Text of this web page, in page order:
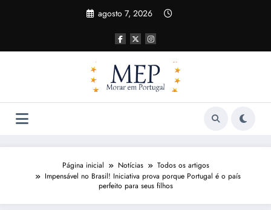
agosto 7, 2026
Página inicial Notícias
Todos os artigos
Impensável no Brasil! Iniciativa prova porque Portugal é o país
perfeito para seus filhos